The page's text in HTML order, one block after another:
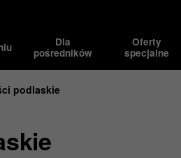
Dla
pośredników
Oferty
specjalne
podlaskie